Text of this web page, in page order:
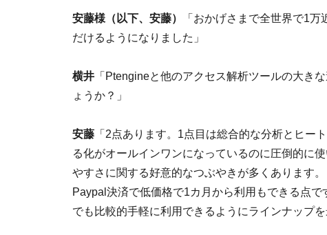
安藤様（以下、安藤）
「おかげさまで全世界で1
だけるようになりました」
横井 「Ptengineと他のアクセス解析ツールの大き
ょうか？」
安藤 「2点あります。1点目は総合的な分析とヒー
る化がオールインワンになっているのに圧倒的に
やすさに関する好意的なつぶやきが多くあります
Paypal決済で低価格で1カ月から利用もできる点
でも比較的手軽に利用できるようにラインナップを